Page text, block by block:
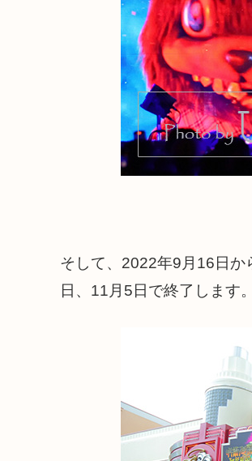
そして、2022年9月16日か
日、11月5日で終了します。